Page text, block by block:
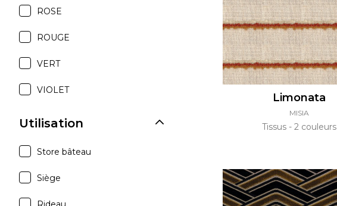
ROSE
ROUGE
VERT
VIOLET
Utilisation
Store bâteau
Siège
Limonata
MISIA
Tissus 2 couleurs